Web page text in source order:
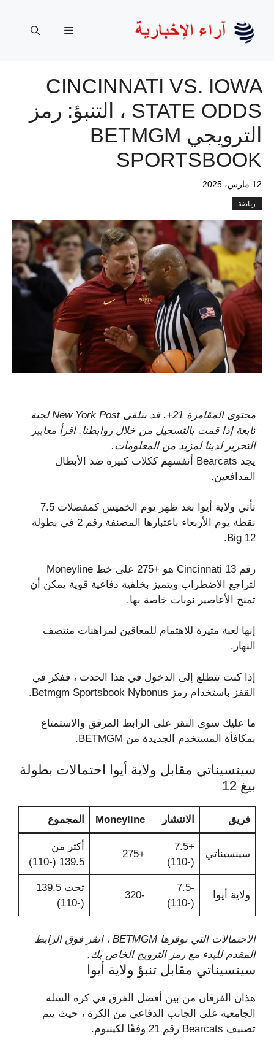
المحتوى
القائمة
CINCINNATI VS. IOWA
STATE ODDS ، التنبؤ: رمز
الترويجي BETMGM
SPORTSBOOK
12 مارس، 2025
رياضة
محتوى المقامرة 21+. قد تتلقى New York Post لجنة
تابعة إذا قمت بالتسجيل من خلال روابطنا. اقرأ معايير
التحرير لدينا لمزيد من المعلومات.
يجد Bearcats أنفسهم ككلاب كبيرة ضد الأبطال
المدافعين.
تأتي ولاية أيوا بعد ظهر يوم الخميس كمفضلات 7.5
نقطة يوم الأربعاء باعتبارها المصنفة رقم 2 في بطولة
Big 12.
رقم 13 Cincinnati هو +275 على خط Moneyline
لتراجع الاضطراب ويتميز بخلفية دفاعية قوية يمكن أن
تمنح الأعاصير نوبات خاصة بها.
إنها لعبة مثيرة للاهتمام للمعاقين لمراهنات منتصف
النهار.
إذا كنت تتطلع إلى الدخول في هذا الحدث ، ففكر في
القفز باستخدام رمز Betmgm Sportsbook Nybonus.
ما عليك سوى النقر على الرابط المرفق والاستمتاع
بمكافأة المستخدم الجديدة من BETMGM.
سينسيناتي مقابل ولاية أيوا احتمالات بطولة
بيغ 12
فريق الانتشار Moneyline المجموع
سينسيناتي
+7.5
(-110)
+275
أكثر من
139.5 (-110)
ولاية أيوا
-7.5
(-110)
-320
تحت 139.5
(-110)
الاحتمالات التي توفرها BETMGM ، انقر فوق الرابط
المقدم للبدء مع رمز الترويج الخاص بك.
سينسيناتي مقابل تنبؤ ولاية أيوا
هذان الفرقان من بين أفضل الفرق في كرة السلة
الجامعية على الجانب الدفاعي من الكرة ، حيث يتم
تصنيف Bearcats رقم 21 وفقًا لكينبوم.